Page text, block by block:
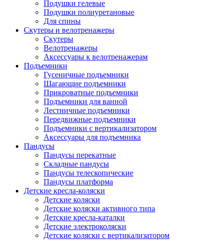
Подушки гелевые
Подушки полиуретановые
Для спины
Скутеры и велотренажеры
Скутеры
Велотренажеры
Аксессуары к велотренажерам
Подъемники
Гусеничные подъемники
Шагающие подъемники
Прикроватные подъемники
Подъемники для ванной
Лестничные подъемники
Передвижные подъемники
Подъемники с вертикализатором
Аксессуары для подъемника
Пандусы
Пандусы перекатные
Складные пандусы
Пандусы телескопические
Пандусы платформа
Детские кресла-коляски
Детские коляски
Детские коляски активного типа
Детские кресла-каталки
Детские электроколяски
Детские коляски с вертикализатором